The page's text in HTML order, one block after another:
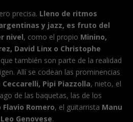
precisa. Lleno de ritmos
y jazz, es fruto del
nivel, como el propio Minino,
David Linx o Christophe
también son parte de la realidad
Allí se codean las prominencias
Ceccarelli, Pipi Piazzolla, nieto, el
de las baquetas, las de los
Romero, el guitarrista Manu
Genovese.